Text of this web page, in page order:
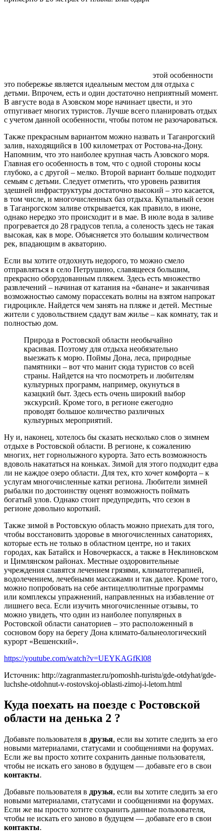
этой особенности
это побережье является идеальным местом для отдыха с
детьми. Впрочем, есть и один достаточно неприятный момент.
В августе вода в Азовском море начинает цвести, и это
отпугивает многих туристов. Лучше всего планировать отдых
с учетом данной особенности, чтобы потом не разочароваться.
Также прекрасным вариантом можно назвать и Таганрогский
залив, находящийся в 100 километрах от Ростова-на-Дону.
Напомним, что это наиболее крупная часть Азовского моря.
Главная его особенность в том, что с одной стороны косы
глубоко, а с другой – мелко. Второй вариант больше подходит
семьям с детьми. Следует отметить, что уровень развития
здешней инфраструктуры достаточно высокий – это касается,
в том числе, и многочисленных баз отдыха. Купальный сезон
в Таганрогском заливе открывается, как правило, в июне,
однако нередко это происходит и в мае. В июле вода в заливе
прогревается до 28 градусов тепла, а соленость здесь не такая
высокая, как в море. Объясняется это большим количеством
рек, впадающим в акваторию.
Если вы хотите отдохнуть недорого, то можно смело
отправляться в село Петрушино, славящееся большим,
прекрасно оборудованным пляжем. Здесь есть множество
развлечений – начиная от катания на «банане» и заканчивая
возможностью самому порассекать волны на взятом напрокат
гидроцикле. Найдется чем занять на пляже и детей. Местные
жители с удовольствием сдадут вам жилье – как комнату, так и
полностью дом.
Природа в Ростовской области необычайно
красивая. Поэтому для отдыха необязательно
выезжать к морю. Поймы Дона, леса, природные
памятники – вот что манит сюда туристов со всей
страны. Найдется на что посмотреть и любителям
культурных программ, например, окунуться в
казацкий быт. Здесь есть очень широкий выбор
экскурсий. Кроме того, в регионе ежегодно
проводят большое количество различных
культурных мероприятий.
Ну и, наконец, хотелось бы сказать несколько слов о зимнем
отдыхе в Ростовской области. В регионе, к сожалению
многих, нет горнолыжного курорта. Зато есть возможность
вдоволь накататься на коньках. Зимой для этого подходит едва
ли не каждое озеро области. Для тех, кто хочет комфорта – к
услугам многочисленные катки региона. Любители зимней
рыбалки по достоинству оценят возможность поймать
богатый улов. Однако стоит предупредить, что сезон в
регионе довольно короткий.
Также зимой в Ростовскую область можно приехать для того,
чтобы восстановить здоровье в многочисленных санаториях,
которые есть не только в областном центре, но и таких
городах, как Батайск и Новочеркасск, а также в Неклиновском
и Цимлянском районах. Местные оздоровительные
учреждения славятся лечением грязями, климатотерапией,
водолечением, лечебными массажами и так далее. Кроме того,
можно попробовать на себе антицеллюлитные программы
или комплексы упражнений, направленных на избавление от
лишнего веса. Если изучить многочисленные отзывы, то
можно увидеть, что один из наиболее популярных в
Ростовской области санаториев – это расположенный в
сосновом бору на берегу Дона климато-бальнеологический
курорт «Вешенский».
https://youtube.com/watch?v=UEYKAGfKl08
Источник: http://zagranmaster.ru/pomoshh-turistu/gde-otdyhat/gde-
luchshe-otdohnut-v-rostovskoj-oblasti-zimoj-i-letom.html
Куда поехать на поезде с Ростовской
области на денька 2 ?
Добавьте пользователя в друзья, если вы хотите следить за его
новыми материалами, статусами и сообщениями на форумах.
Если же вы просто хотите сохранить данные пользователя,
чтобы не искать его заново в будущем — добавьте его в свои
контакты.
Добавьте пользователя в друзья, если вы хотите следить за его
новыми материалами, статусами и сообщениями на форумах.
Если же вы просто хотите сохранить данные пользователя,
чтобы не искать его заново в будущем — добавьте его в свои
контакты.